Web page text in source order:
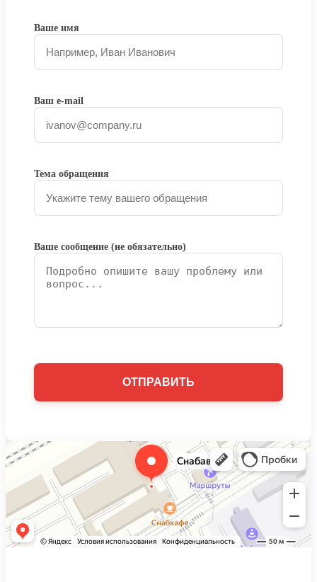
Ваше имя
Ваш e-mail
Тема обращения
Ваше сообщение (не обязательно)